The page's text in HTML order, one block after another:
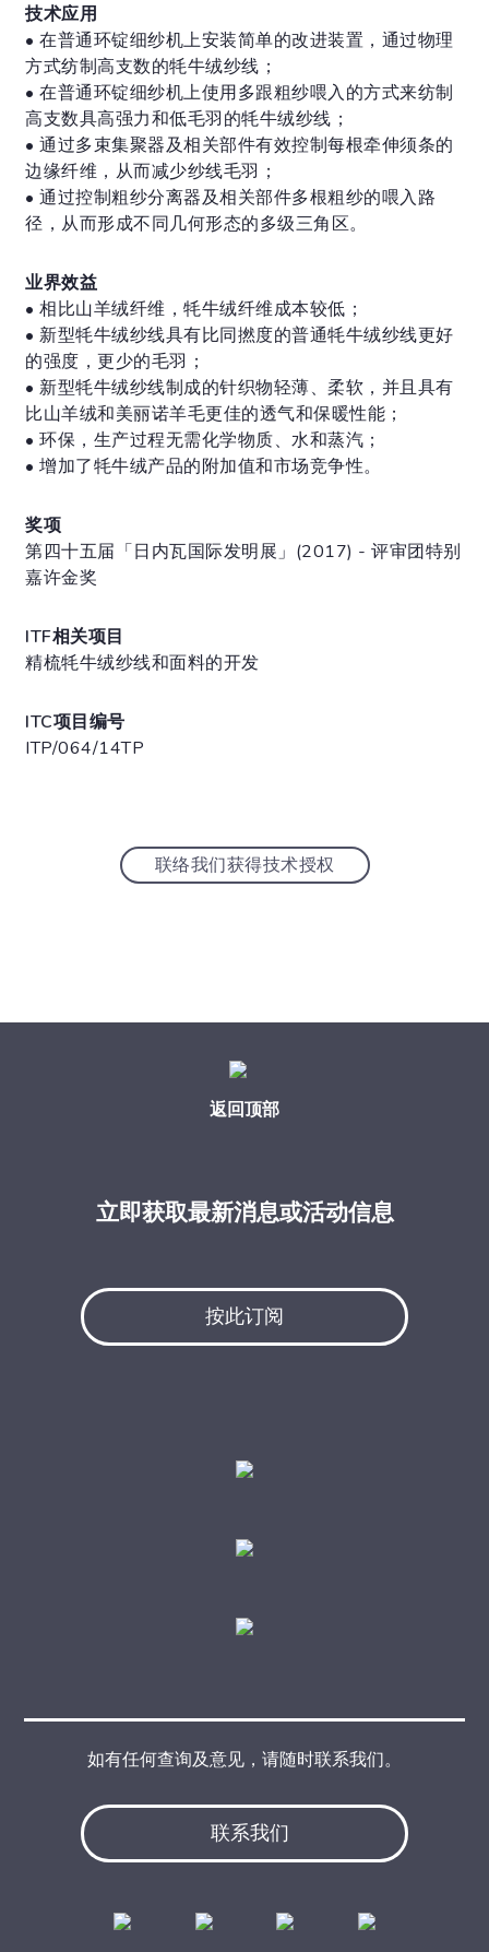
技术应用
• 在普通环锭细纱机上安装简单的改进装置，通过物理
方式纺制高支数的牦牛绒纱线；
• 在普通环锭细纱机上使用多跟粗纱喂入的方式来纺制
高支数具高强力和低毛羽的牦牛绒纱线；
• 通过多束集聚器及相关部件有效控制每根牵伸须条的
边缘纤维，从而减少纱线毛羽；
• 通过控制粗纱分离器及相关部件多根粗纱的喂入路
径，从而形成不同几何形态的多级三角区。
业界效益
• 相比山羊绒纤维，牦牛绒纤维成本较低；
• 新型牦牛绒纱线具有比同撚度的普通牦牛绒纱线更好
的强度，更少的毛羽；
• 新型牦牛绒纱线制成的针织物轻薄、柔软，并且具有
比山羊绒和美丽诺羊毛更佳的透气和保暖性能；
• 环保，生产过程无需化学物质、水和蒸汽；
• 增加了牦牛绒产品的附加值和市场竞争性。
奖项
第四十五届「日内瓦国际发明展」(2017) - 评审团特别
嘉许金奖
ITF相关项目
精梳牦牛绒纱线和面料的开发
ITC项目编号
ITP/064/14TP
联络我们获得技术授权
返回顶部
立即获取最新消息或活动信息
按此订阅
联系我们
如有任何查询及意见，请随时联系我们。